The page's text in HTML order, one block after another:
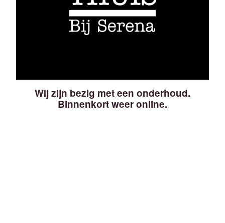
Wij zijn bezig met een onderhoud.
Binnenkort weer online.